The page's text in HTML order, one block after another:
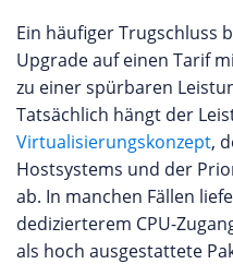
Ein häufiger Trugschluss
Upgrade auf einen Tarif
zu einer spürbaren
Tatsächlich hängt der
Virtualisierungskonzept,
Hostsystems und der
ab. In manchen Fällen
dedizierterem CPU-
als hoch ausgestattete